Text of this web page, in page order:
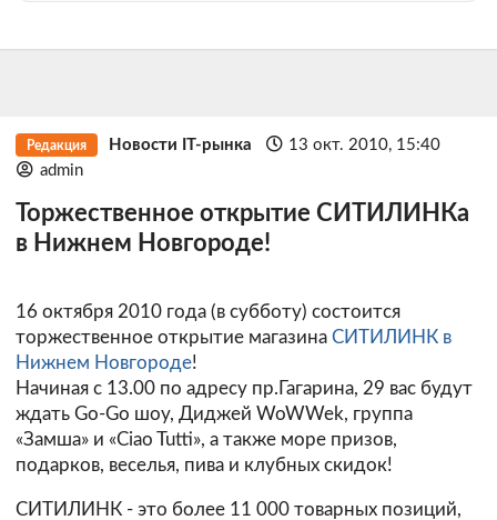
Редакция Новости IT-рынка
13 окт. 2010, 15:40
admin
Торжественное открытие СИТИЛИНКа
в Нижнем Новгороде!
16 октября 2010 года (в субботу) состоится
торжественное открытие магазина СИТИЛИНК в
Нижнем Новгороде!
Начиная с 13.00 по адресу пр.Гагарина, 29 вас будут
ждать Go-Go шоу, Диджей WoWWek, группа
«Замша» и «Ciao Tutti», а также море призов,
подарков, веселья, пива и клубных скидок!
СИТИЛИНК - это более 11 000 товарных позиций,